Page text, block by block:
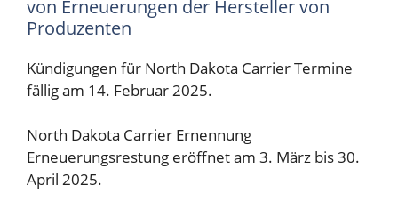
von Erneuerungen der Hersteller von
Produzenten
Kündigungen für North Dakota Carrier Termine
fällig am 14. Februar 2025.
North Dakota Carrier Ernennung
Erneuerungsrestung eröffnet am 3. März bis 30.
April 2025.